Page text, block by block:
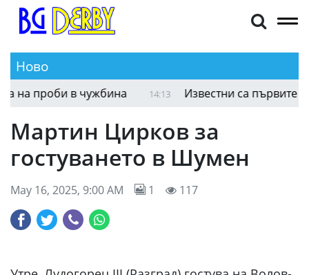
Ново
проби в чужбина 14:13 Известни са първите
Мартин Цирков за
гостуването в Шумен
May 16, 2025, 9:00 AM 1 117